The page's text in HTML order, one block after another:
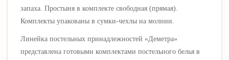
запаха. Простыня в комплекте свободная (прямая).
Комплекты упакованы в сумки-чехлы на молнии.
Линейка постельных принадлежностей «Деметра»
представлена готовыми комплектами постельного белья в